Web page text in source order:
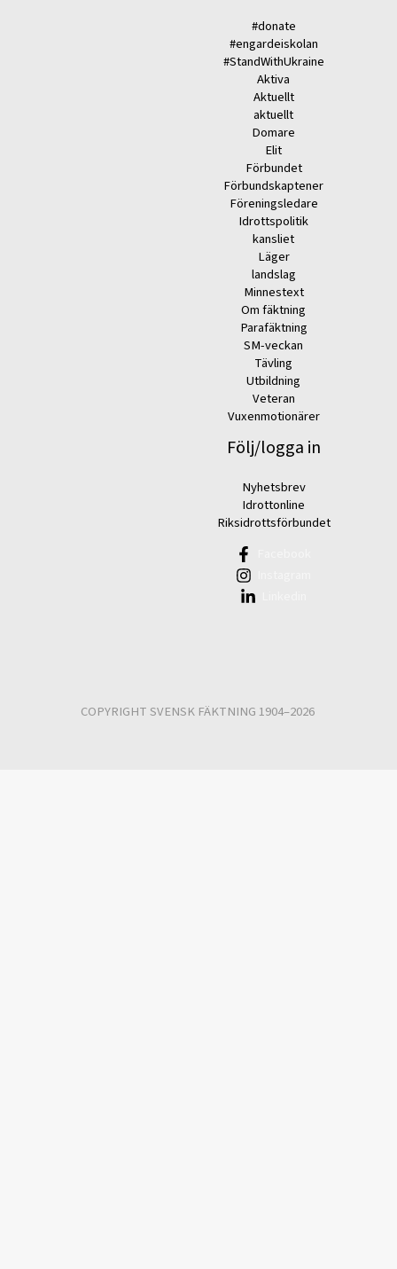
#donate
#engardeiskolan
#StandWithUkraine
Aktiva
Aktuellt
aktuellt
Domare
Elit
Förbundet
Förbundskaptener
Föreningsledare
Idrottspolitik
kansliet
Läger
landslag
Minnestext
Om fäktning
Parafäktning
SM-veckan
Tävling
Utbildning
Veteran
Vuxenmotionärer
Följ/logga in
Nyhetsbrev
Idrottonline
Riksidrottsförbundet
COPYRIGHT SVENSK FÄKTNING 1904–2026